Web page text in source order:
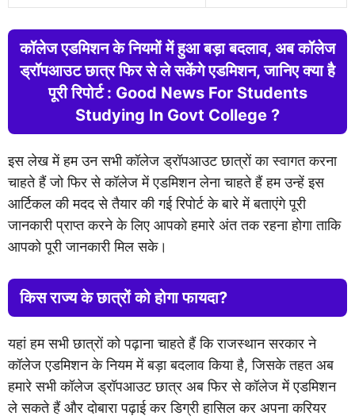
कॉलेज एडमिशन के नियमों में हुआ बड़ा बदलाव, अब कॉलेज
ड्रॉपआउट छात्र फिर से ले सकेंगे एडमिशन, जानिए क्या है
पूरी रिपोर्ट : Good News For Students
Studying In Govt College ?
इस लेख में हम उन सभी कॉलेज ड्रॉपआउट छात्रों का स्वागत करना
चाहते हैं जो फिर से कॉलेज में एडमिशन लेना चाहते हैं हम उन्हें इस
आर्टिकल की मदद से तैयार की गई रिपोर्ट के बारे में बताएंगे पूरी
जानकारी प्राप्त करने के लिए आपको हमारे अंत तक रहना होगा ताकि
आपको पूरी जानकारी मिल सके।
किस राज्य के छात्रों को होगा फायदा?
यहां हम सभी छात्रों को पढ़ाना चाहते हैं कि राजस्थान सरकार ने
कॉलेज एडमिशन के नियम में बड़ा बदलाव किया है, जिसके तहत अब
हमारे सभी कॉलेज ड्रॉपआउट छात्र अब फिर से कॉलेज में एडमिशन
ले सकते हैं और दोबारा पढ़ाई कर डिग्री हासिल कर अपना करियर